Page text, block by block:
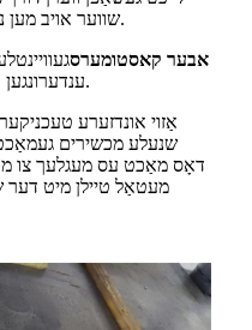
שווער אויב מען ניצט נישט קיין פֿאָרמעלע מכשירים.
אבער קאסטומערס
ענדערונגען איידער געצייגט מאַסע פּראָדוקציע.
אַזוי אונדזערע טעכניקער
שנעלע מכשירים
דאָס מאַכט עס מעגלעך צו
מעטאַל טיילן מיט דער